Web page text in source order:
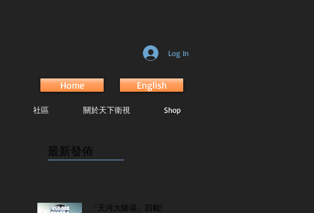
Log In
Home English
社區 關於天下衛視 Shop
最新發佈
...............................................................
「天河大賭場」四載輝